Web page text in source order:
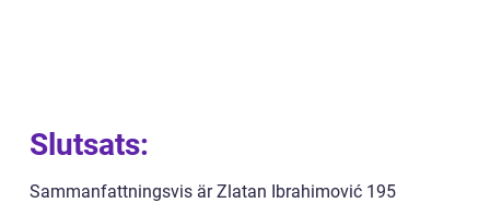
Slutsats:
Sammanfattningsvis är Zlatan Ibrahimović 195